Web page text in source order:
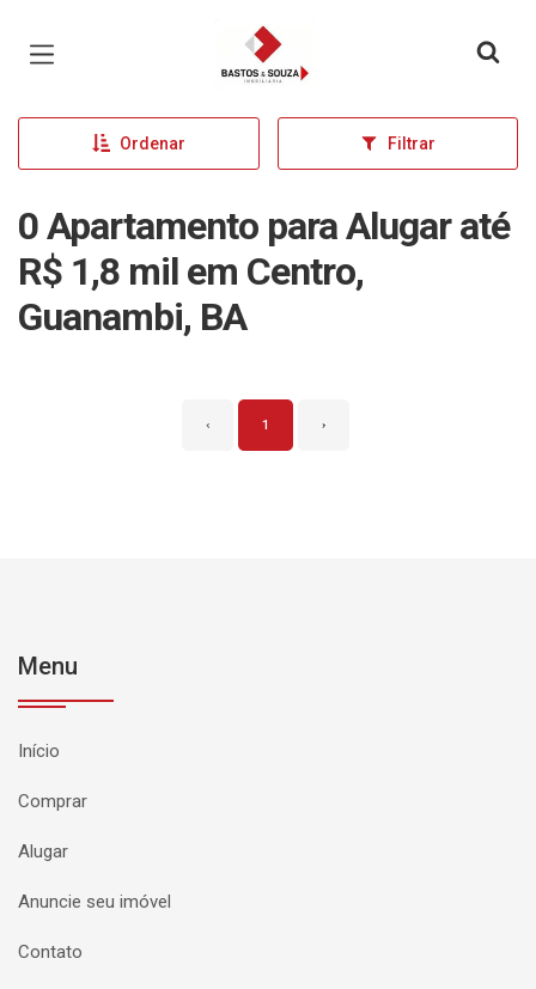
Página inicial
Ordenar Filtrar
0 Apartamento para Alugar até
R$ 1,8 mil em Centro,
Guanambi, BA
‹ 1 ›
Menu
Início
Comprar
Alugar
Anuncie seu imóvel
Contato